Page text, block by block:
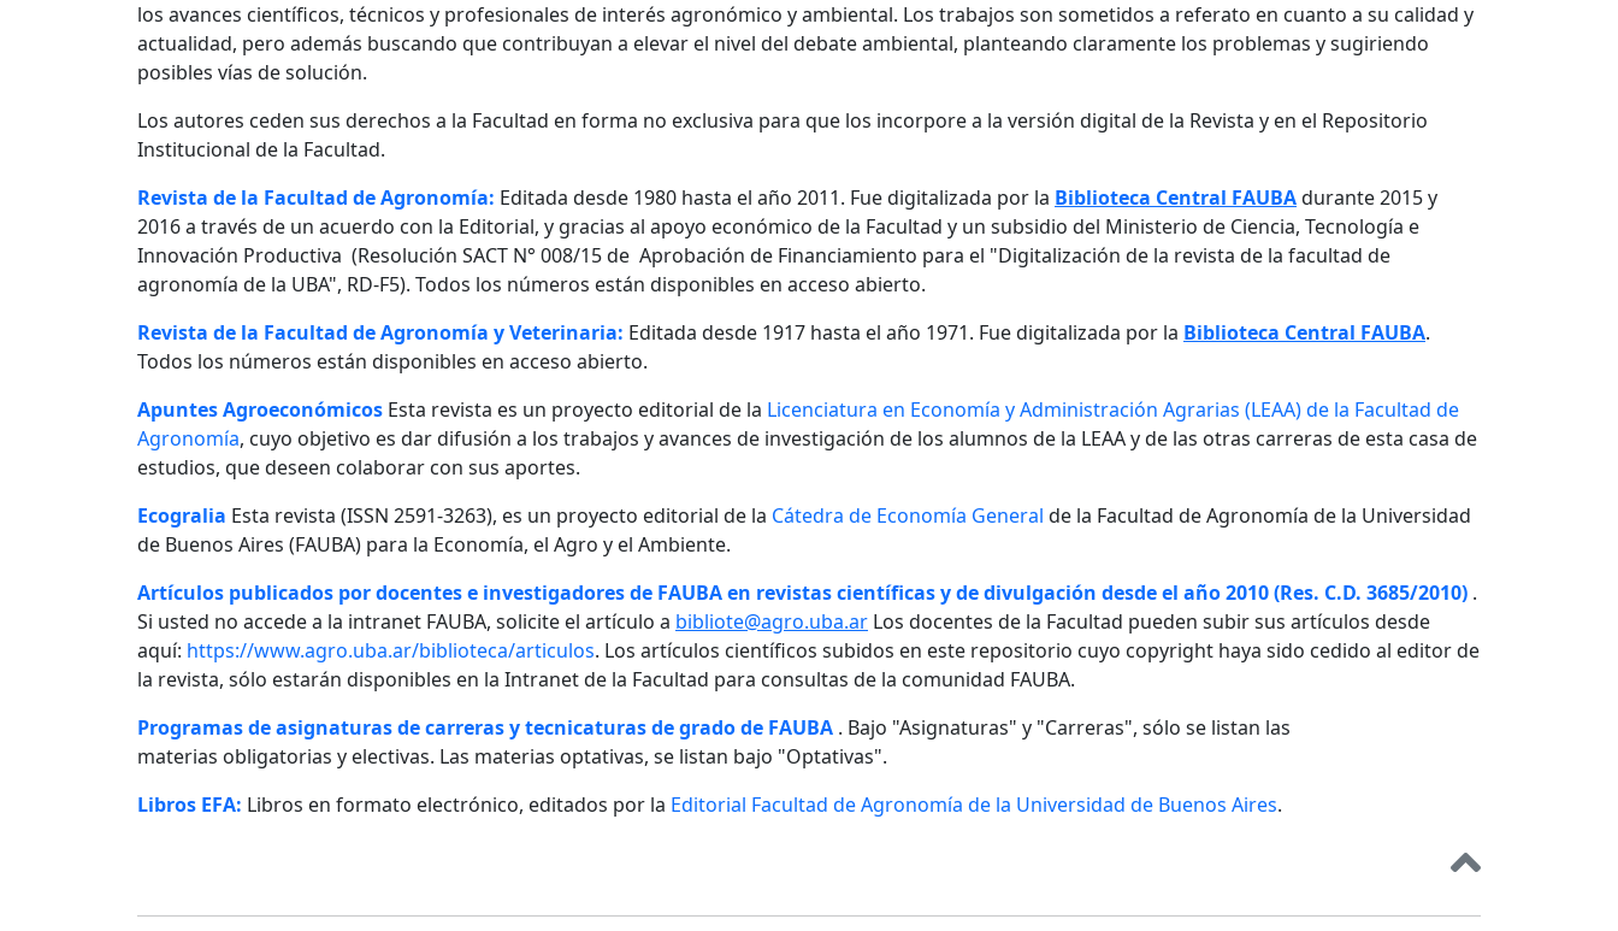
los avances científicos, técnicos y profesionales de interés agronómico y ambiental. Los trabajos son sometidos a referato en cuanto a su calidad y
actualidad, pero además buscando que contribuyan a elevar el nivel del debate ambiental, planteando claramente los problemas y sugiriendo
posibles vías de solución.
Los autores ceden sus derechos a la Facultad en forma no exclusiva para que los incorpore a la versión digital de la Revista y en el Repositorio
Institucional de la Facultad.
Revista de la Facultad de Agronomía: Editada desde 1980 hasta el año 2011. Fue digitalizada por la Biblioteca Central FAUBAdurante 2015 y
2016 a través de un acuerdo con la Editorial, y gracias al apoyo económico de la Facultad y un subsidio del Ministerio de Ciencia, Tecnología e
Innovación Productiva (Resolución SACT N° 008/15 de Aprobación de Financiamiento para el "Digitalización de la revista de la facultad de
agronomía de la UBA", RD-F5). Todos los números están disponibles en acceso abierto.
Revista de la Facultad de Agronomía y Veterinaria: Editada desde 1917 hasta el año 1971. Fue digitalizada por la Biblioteca Central FAUBA.
Todos los números están disponibles en acceso abierto.
Apuntes Agroeconómicos Esta revista es un proyecto editorial de la Licenciatura en Economía y Administración Agrarias (LEAA) de la Facultad de
Agronomía, cuyo objetivo es dar difusión a los trabajos y avances de investigación de los alumnos de la LEAA y de las otras carreras de esta casa de
estudios, que deseen colaborar con sus aportes.
Ecogralia Esta revista (ISSN 2591-3263), es un proyecto editorial de la Cátedra de Economía General de la Facultad de Agronomía de la Universidad
de Buenos Aires (FAUBA) para la Economía, el Agro y el Ambiente.
Artículos publicados por docentes e investigadores de FAUBA en revistas científicas y de divulgación desde el año 2010 (Res. C.D. 3685/2010) .
Si usted no accede a la intranet FAUBA, solicite el artículo a bibliote@agro.uba.ar Los docentes de la Facultad pueden subir sus artículos desde
aquí: https://www.agro.uba.ar/biblioteca/articulos. Los artículos científicos subidos en este repositorio cuyo copyright haya sido cedido al editor de
la revista, sólo estarán disponibles en la Intranet de la Facultad para consultas de la comunidad FAUBA.
Programas de asignaturas de carreras y tecnicaturas de grado de FAUBA . Bajo "Asignaturas" y "Carreras", sólo se listan las
materias obligatorias y electivas. Las materias optativas, se listan bajo "Optativas".
Libros EFA: Libros en formato electrónico, editados por la Editorial Facultad de Agronomía de la Universidad de Buenos Aires.